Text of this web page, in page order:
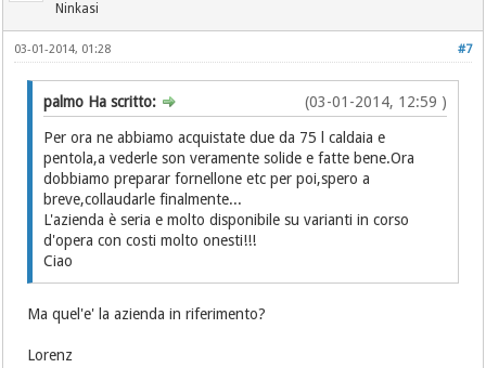
Ninkasi
#7
03-01-2014, 01:28
(03-01-2014, 12:59 )
palmo Ha scritto:
Per ora ne abbiamo acquistate due da 75 l caldaia e
pentola,a vederle son veramente solide e fatte bene.Ora
dobbiamo preparar fornellone etc per poi,spero a
breve,collaudarle finalmente...
L'azienda è seria e molto disponibile su varianti in corso
d'opera con costi molto onesti!!!
Ciao
Ma quel'e' la azienda in riferimento?
Lorenz